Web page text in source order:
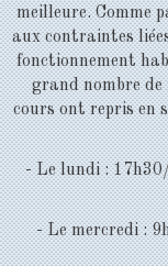
meilleure. Comme
aux contraintes
fonctionnement
grand nombre
cours ont repris en
- Le lundi :
- Le mercredi :